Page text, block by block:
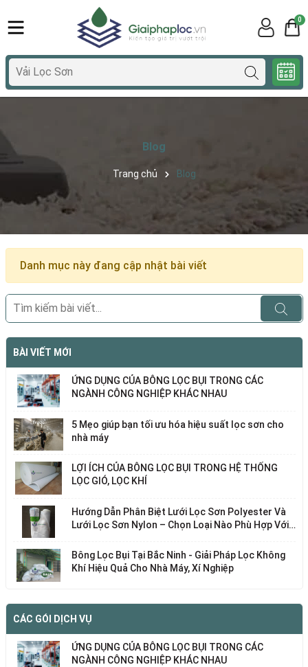
0
Blog
Trang chủ Blog
Danh mục này đang cập nhật bài viết
BÀI VIẾT MỚI
ỨNG DỤNG CỦA BÔNG LỌC BỤI TRONG CÁC
NGÀNH CÔNG NGHIỆP KHÁC NHAU
5 Mẹo giúp bạn tối ưu hóa hiệu suất lọc sơn cho
nhà máy
LỢI ÍCH CỦA BÔNG LỌC BỤI TRONG HỆ THỐNG
LỌC GIÓ, LỌC KHÍ
Hướng Dẫn Phân Biệt Lưới Lọc Sơn Polyester Và
Lưới Lọc Sơn Nylon – Chọn Loại Nào Phù Hợp Với
Bông Lọc Bụi Tại Bắc Ninh - Giải Pháp Lọc Không
Khí Hiệu Quả Cho Nhà Máy, Xí Nghiệp
CÁC GÓI DỊCH VỤ
ỨNG DỤNG CỦA BÔNG LỌC BỤI TRONG CÁC
NGÀNH CÔNG NGHIỆP KHÁC NHAU